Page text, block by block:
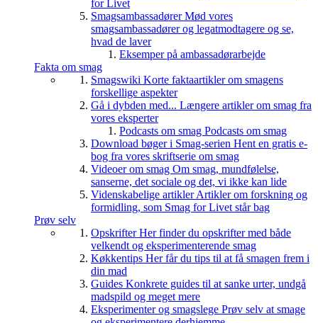
for Livet
SmagsambassadørerMød vores
smagsambassadører og legatmodtagere og se,
hvad de laver
Eksemper på ambassadørarbejde
Fakta om smag
Smagswiki Korte faktaartikler om smagens
forskellige aspekter
Gå i dybden med... Længere artikler om smag fra
vores eksperter
Podcasts om smag Podcasts om smag
Download bøger i Smag-serien Hent en gratis e-
bog fra vores skriftserie om smag
Videoer om smag Om smag, mundfølelse,
sanserne, det sociale og det, vi ikke kan lide
Videnskabelige artiklerArtikler om forskning og
formidling, som Smag for Livet står bag
Prøv selv
OpskrifterHer finder du opskrifter med både
velkendt og eksperimenterende smag
Køkkentips Her får du tips til at få smagen frem i
din mad
Guides Konkrete guides til at sanke urter, undgå
madspild og meget mere
Eksperimenter og smagslege Prøv selv at smage